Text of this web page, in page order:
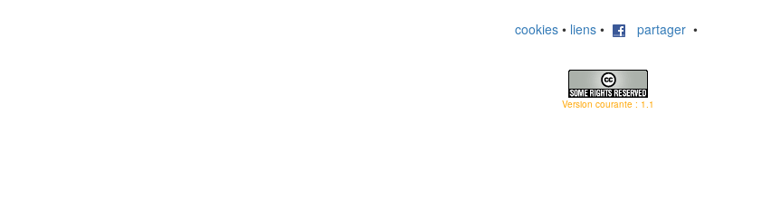
cookies • liens • partager •
Version courante : 1.1